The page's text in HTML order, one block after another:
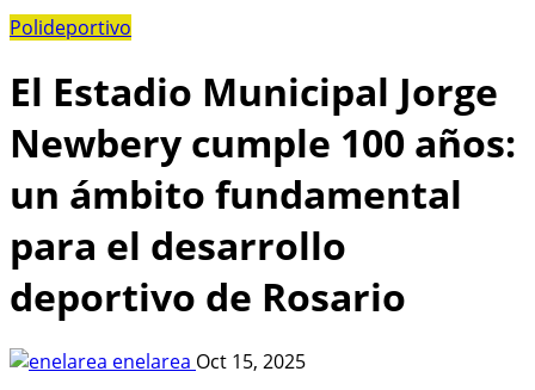
Polideportivo
El Estadio Municipal Jorge
Newbery cumple 100 años:
un ámbito fundamental
para el desarrollo
deportivo de Rosario
enelarea Oct 15, 2025